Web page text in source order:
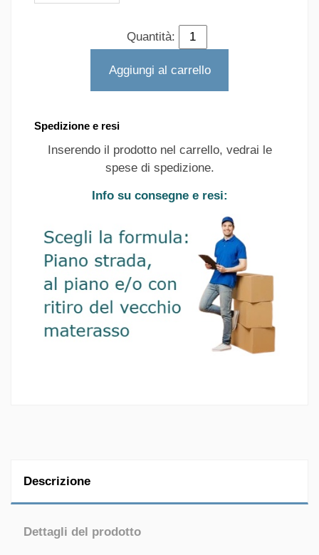
Quantità:
Aggiungi al carrello
Spedizione e resi
Inserendo il prodotto nel carrello, vedrai le
spese di spedizione.
Info su consegne e resi:
Descrizione
Dettagli del prodotto